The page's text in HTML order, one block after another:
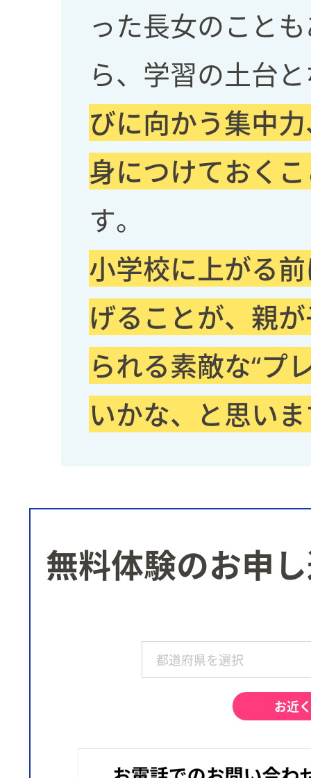
った長女のこと
ら、学習の土台
びに向かう集中
身につけておく
す。
小学校に上がる
げることが、親
られる素敵な“プ
いかな、と思い
無料体験のお申